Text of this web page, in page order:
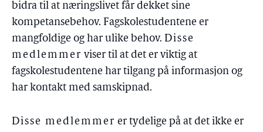
bidra til at næringslivet får dekket sine
kompetansebehov. Fagskolestudentene er
mangfoldige og har ulike behov. Disse
medlemmer viser til at det er viktig at
fagskolestudentene har tilgang på informasjon og
har kontakt med samskipnad.
Disse medlemmer er tydelige på at det ikke er